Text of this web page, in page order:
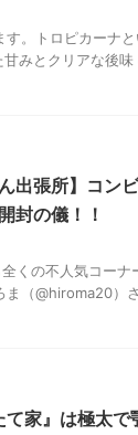
。トロピカーナ
みとクリアな後
出張所】コン
封の儀！！
くの不人気コー
ま（@hiroma20）
家』は極太で